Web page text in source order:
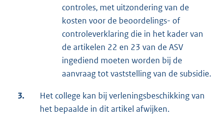
controles, met uitzondering van de
kosten voor de beoordelings- of
controleverklaring die in het kader van
de artikelen 22 en 23 van de ASV
ingediend moeten worden bij de
aanvraag tot vaststelling van de subsidie.
3.
Het college kan bij verleningsbeschikking van
het bepaalde in dit artikel afwijken.